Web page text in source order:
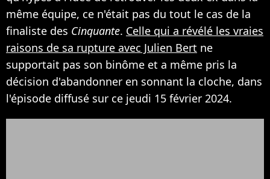
même équipe, ce n'était pas du tout le cas de la
finaliste des Cinquante. Celle qui a révélé les vraies
raisons de sa rupture avec Julien Bert ne
supportait pas son binôme et a même pris la
décision d'abandonner en sonnant la cloche, dans
l'épisode diffusé sur ce jeudi 15 février 2024.